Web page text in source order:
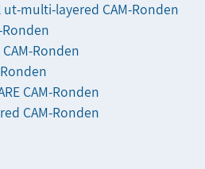
multi-layered CAM-Ronden
Ronden
Ronden
CAM-Ronden
CAM-Ronden